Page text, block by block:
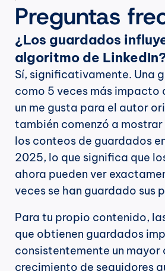
Preguntas
¿Los guardados
algoritmo de
Sí, significativamente. Una
como 5 veces más impacto
un me gusta para el autor
también comenzó a
los conteos de guardados
2025, lo que significa que
ahora pueden ver
veces se han guardado sus
Para tu propio contenido,
que obtienen guardados
consistentemente un mayor
crecimiento de seguidores